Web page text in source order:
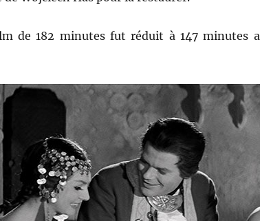
de 182 minutes fut réduit à 147 minutes